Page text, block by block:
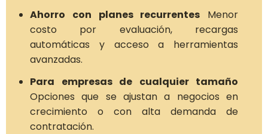
Ahorro con planes recurrentes Menor
costo por evaluación, recargas
automáticas y acceso a herramientas
avanzadas.
Para empresas de cualquier tamaño
Opciones que se ajustan a negocios en
crecimiento o con alta demanda de
contratación.